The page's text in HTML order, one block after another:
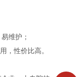
维护；
性价比高。